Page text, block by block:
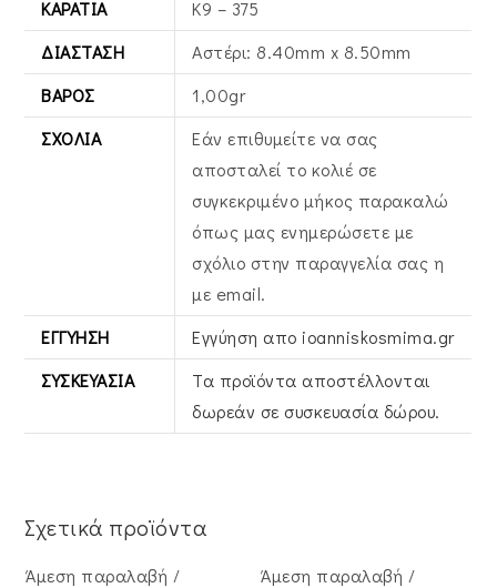
ΚΑΡΆΤΙΑ
Κ9 – 375
ΔΙΆΣΤΑΣΗ
Αστέρι: 8.40mm x 8.50mm
ΒΆΡΟΣ
1,00gr
ΣΧΌΛΙΑ
Εάν επιθυμείτε να σας
αποσταλεί το κολιέ σε
συγκεκριμένο μήκος παρακαλώ
όπως μας ενημερώσετε με
σχόλιο στην παραγγελία σας η
με email.
ΕΓΓΎΗΣΗ
Εγγύηση απο ioanniskosmima.gr
ΣΥΣΚΕΥΑΣΊΑ
Τα προϊόντα αποστέλλονται
δωρεάν σε συσκευασία δώρου.
Σχετικά προϊόντα
Άμεση παραλαβή /
Άμεση παραλαβή /